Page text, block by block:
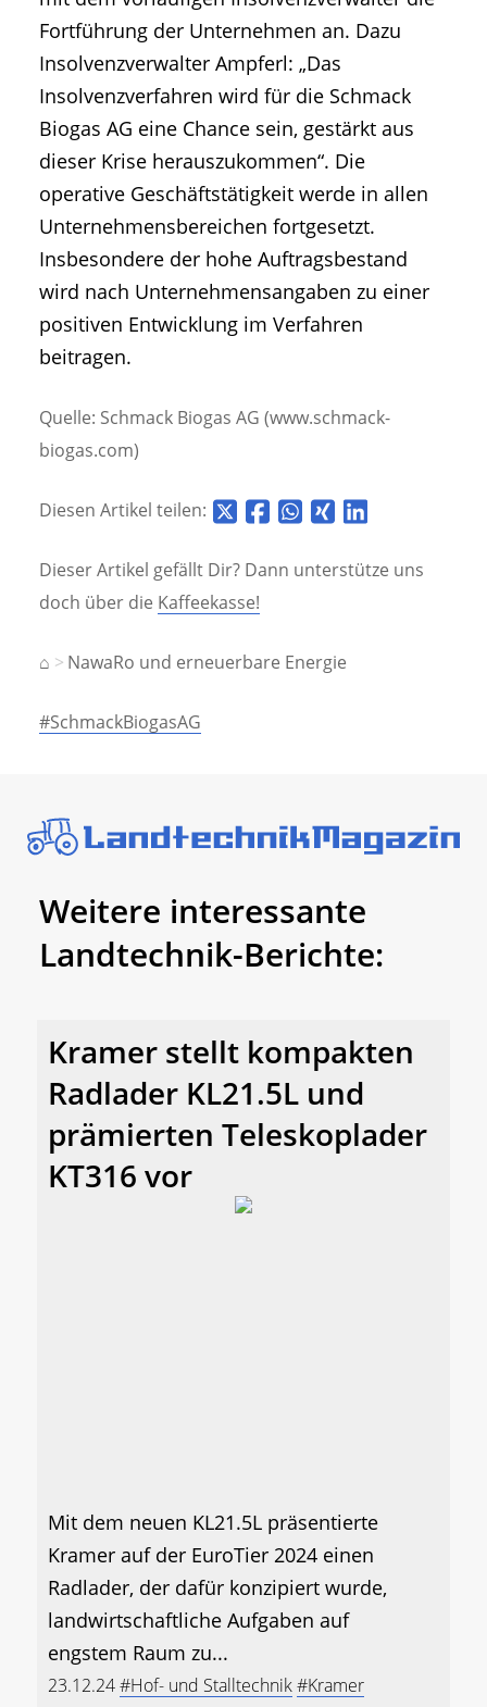
Fortführung der Unternehmen an. Dazu
Insolvenzverwalter Ampferl: „Das
Insolvenzverfahren wird für die Schmack
Biogas AG eine Chance sein, gestärkt aus
dieser Krise herauszukommen“. Die
operative Geschäftstätigkeit werde in allen
Unternehmensbereichen fortgesetzt.
Insbesondere der hohe Auftragsbestand
wird nach Unternehmensangaben zu einer
positiven Entwicklung im Verfahren
beitragen.
Quelle: Schmack Biogas AG (www.schmack-
biogas.com)
Diesen Artikel teilen:
Dieser Artikel gefällt Dir? Dann unterstütze uns
doch über die Kaffeekasse!
⌂ NawaRo und erneuerbare Energie
#SchmackBiogasAG
Weitere interessante
Landtechnik-Berichte:
Kramer stellt kompakten
Radlader KL21.5L und
prämierten Teleskoplader
KT316 vor
Mit dem neuen KL21.5L präsentierte
Kramer auf der EuroTier 2024 einen
Radlader, der dafür konzipiert wurde,
landwirtschaftliche Aufgaben auf
engstem Raum zu...
23.12.24#Hof- und Stalltechnik#Kramer